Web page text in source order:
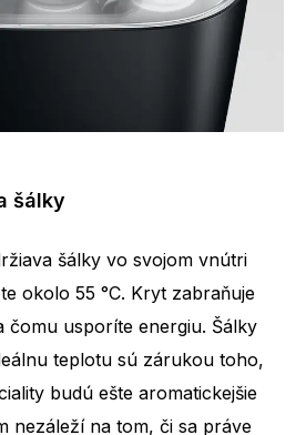
šálky
šálky vo svojom vnútri
okolo 55 °C. Kryt zabraňuje
čomu usporíte energiu. Šálky
teplotu sú zárukou toho,
budú ešte aromatickejšie
nezáleží na tom, či sa práve